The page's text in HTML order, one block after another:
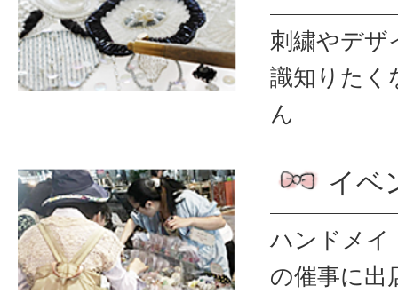
刺繍やデザ
識知りたく
ん
イベ
ハンドメイ
の催事に出